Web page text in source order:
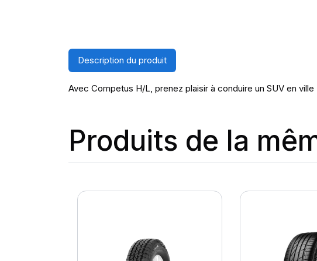
Description du produit
Avec Competus H/L, prenez plaisir à conduire un SUV en ville
Produits de la